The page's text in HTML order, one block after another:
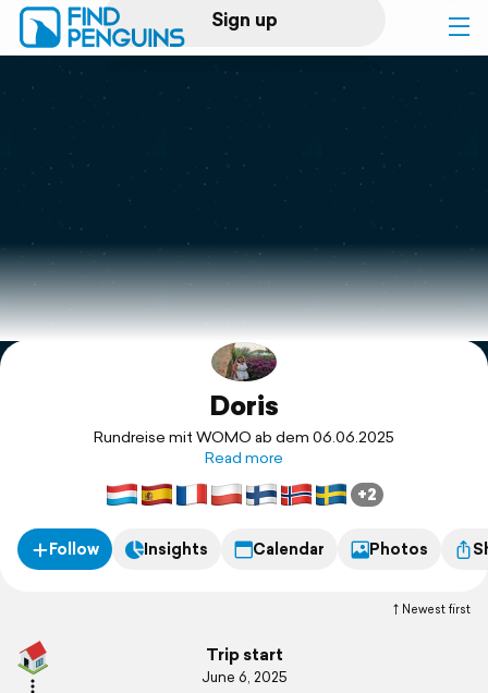
Sign up
Log in
Print a book
Flyover video
Explore
Doris
Rundreise mit WOMO ab dem 06.06.2025
Read more
+2
Follow Insights Calendar Photos
Newest first
Trip start
June 6, 2025